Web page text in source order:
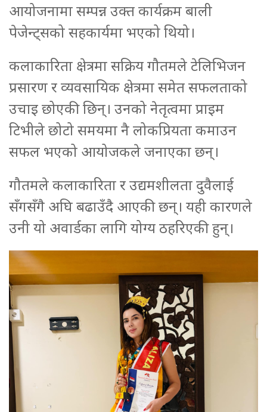
आयोजनामा सम्पन्न उक्त कार्यक्रम बाली
पेजेन्ट्सको सहकार्यमा भएको थियो।
कलाकारिता क्षेत्रमा सक्रिय गौतमले टेलिभिजन
प्रसारण र व्यवसायिक क्षेत्रमा समेत सफलताको
उचाइ छोएकी छिन्। उनको नेतृत्वमा प्राइम
टिभीले छोटो समयमा नै लोकप्रियता कमाउन
सफल भएको आयोजकले जनाएका छन्।
गौतमले कलाकारिता र उद्यमशीलता दुवैलाई
सँगसँगै अघि बढाउँदै आएकी छन्। यही कारणले
उनी यो अवार्डका लागि योग्य ठहरिएकी हुन्।